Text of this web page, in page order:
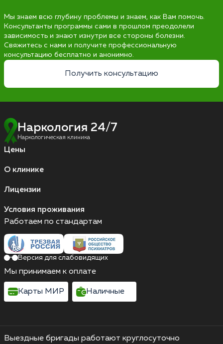
Мы знаем всю глубину проблемы и знаем, как Вам помочь.
Консультанты программы сами в прошлом преодолели
зависимость и знают изнутри все стороны болезни.
Свяжитесь с нами и получите профессиональную
консультацию бесплатно и анонимно.
Получить консультацию
Наркология 24/7
Наркологическая клиника
Цены
О клинике
Лицензии
Условия проживания
Выездные бригады работают круглосуточно
Работаем по стандартам
Версия для слабовидящих
Мы принимаем к оплате
Карты МИР Наличные